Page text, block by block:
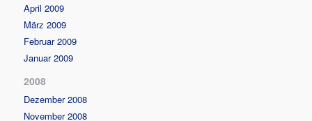
April 2009
März 2009
Februar 2009
Januar 2009
2008
Dezember 2008
November 2008